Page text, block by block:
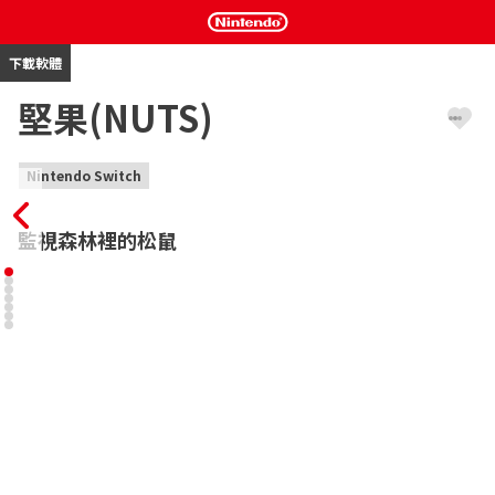
下載軟體
堅果(NUTS)
Nintendo Switch
監視森林裡的松鼠